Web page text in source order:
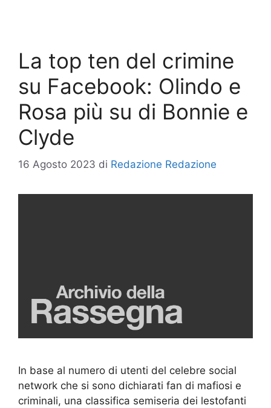
La top ten del crimine
su Facebook: Olindo e
Rosa più su di Bonnie e
Clyde
16 Agosto 2023 di Redazione Redazione
In base al numero di utenti del celebre social
network che si sono dichiarati fan di mafiosi e
criminali, una classifica semiseria dei lestofanti